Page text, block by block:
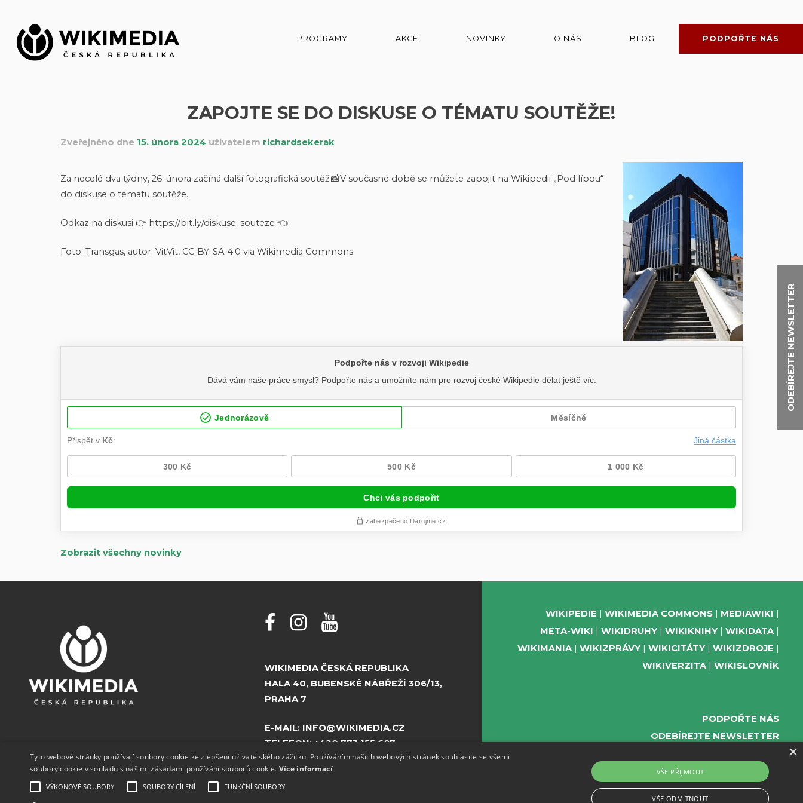
ODEBÍREJTE NEWSLETTER
obsah
PROGRAMY AKCE NOVINKY O NÁS BLOG PODPOŘTE NÁS
ZAPOJTE SE DO DISKUSE O TÉMATU SOUTĚŽE!
Zveřejněno dne 15. února 2024 uživatelem richardsekerak
Za necelé dva týdny, 26. února začíná další fotografická soutěž.📸V současné době se můžete zapojit na Wikipedii „Pod lípou“
do diskuse o tématu soutěže.
Odkaz na diskusi 👉 https://bit.ly/diskuse_souteze 👈
Foto: Transgas, autor: VitVit, CC BY-SA 4.0 via Wikimedia Commons
Zobrazit všechny novinky
WIKIMEDIA ČESKÁ REPUBLIKA
HALA 40, BUBENSKÉ NÁBŘEŽÍ 306/13,
PRAHA 7
E-MAIL: INFO@WIKIMEDIA.CZ
TELEFON: +420 773 155 687
WIKIPEDIE WIKIMEDIA COMMONS
MEDIAWIKI
META-WIKI
WIKIDRUHY WIKIKNIHY
WIKIDATA
WIKIMANIA
WIKIZPRÁVY WIKICITÁTY
WIKIZDROJE
WIKIVERZITA
WIKISLOVNÍK
PODPOŘTE NÁS
ODEBÍREJTE NEWSLETTER
WIKIKOMPAS
REGISTRACI A PROVOZ DOMÉN A WEBHOSTINGU
×
Tyto webové stránky používají soubory cookie ke zlepšení uživatelského zážitku. Používáním našich webových stránek souhlasíte se všemi
soubory cookie v souladu s našimi zásadami používání souborů cookie. Více informací
VÝKONOVÉ SOUBORY SOUBORY CÍLENÍ FUNKČNÍ SOUBORY
VŠE PŘIJMOUT
VŠE ODMÍTNOUT